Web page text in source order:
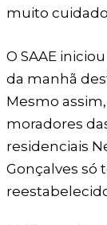
muito
O SAAE
da manhã
Mesmo
moradores
residenciais
Gonçalves só